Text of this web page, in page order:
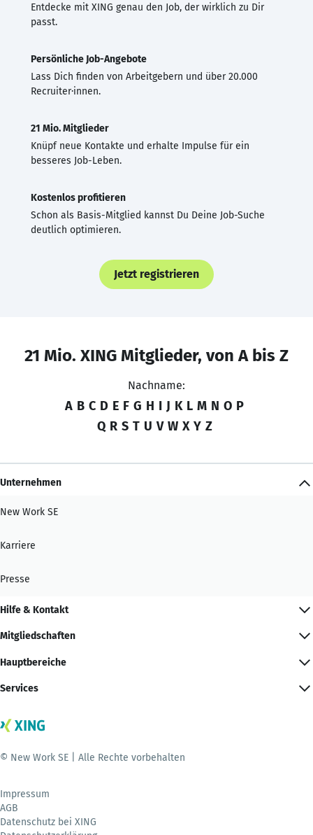
Entdecke mit XING genau den Job, der wirklich zu Dir
passt.
Persönliche Job-Angebote
Lass Dich finden von Arbeitgebern und über 20.000
Recruiter·innen.
21 Mio. Mitglieder
Knüpf neue Kontakte und erhalte Impulse für ein
besseres Job-Leben.
Kostenlos profitieren
Schon als Basis-Mitglied kannst Du Deine Job-Suche
deutlich optimieren.
Jetzt registrieren
21 Mio. XING Mitglieder, von A bis Z
Nachname:
A B C D E F G H I J K L M N O P
Q R S T U V W X Y Z
Unternehmen
New Work SE
Karriere
Presse
Hilfe & Kontakt
Mitgliedschaften
Hauptbereiche
Services
© New Work SE | Alle Rechte vorbehalten
Impressum
AGB
Datenschutz bei XING